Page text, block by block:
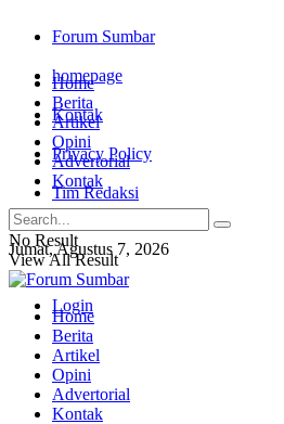
Forum Sumbar
homepage
Kontak
Privacy Policy
Tim Redaksi
Jumat, Agustus 7, 2026
Login
Home
Berita
Artikel
Opini
Advertorial
Kontak
No Result
View All Result
Home
Berita
Artikel
Opini
Advertorial
Kontak